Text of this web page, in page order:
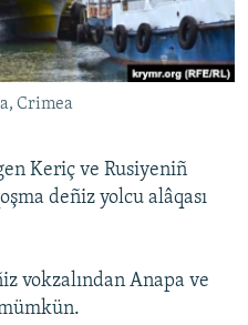
Crimea
Keriç ve Rusiyeniñ
deñiz yolcu alâqası
vokzalından Anapa ve